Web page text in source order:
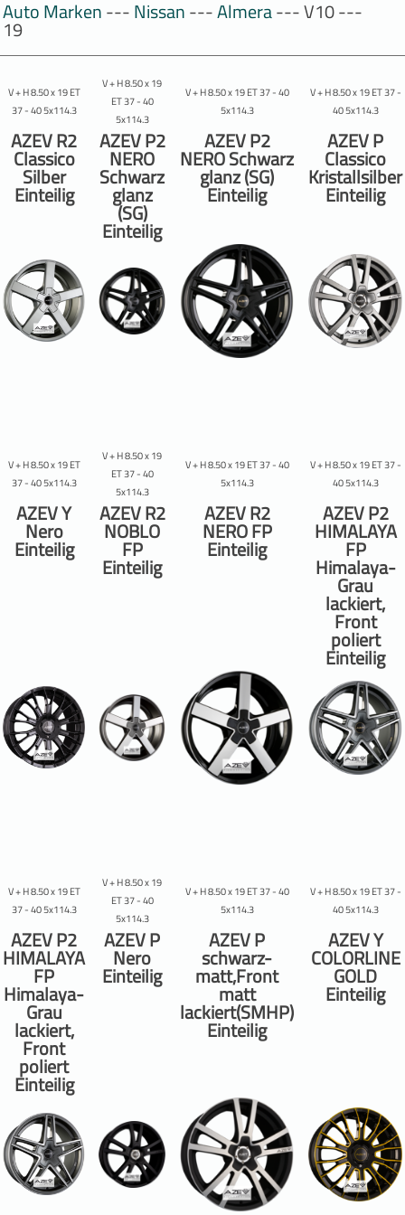
Auto Marken---Nissan---Almera--- V10 ---
19
V + H 8.50 x 19 ET
37 - 40 5x114.3
V + H 8.50 x 19
ET 37 - 40
5x114.3
V + H 8.50 x 19 ET 37 - 40
5x114.3
V + H 8.50 x 19 ET 37 -
40 5x114.3
AZEV R2
Classico
Silber
Einteilig
AZEV P2
NERO
Schwarz
glanz
(SG)
Einteilig
AZEV P2
NERO Schwarz
glanz (SG)
Einteilig
AZEV P
Classico
Kristallsilber
Einteilig
V + H 8.50 x 19 ET
37 - 40 5x114.3
V + H 8.50 x 19
ET 37 - 40
5x114.3
V + H 8.50 x 19 ET 37 - 40
5x114.3
V + H 8.50 x 19 ET 37 -
40 5x114.3
AZEV Y
Nero
Einteilig
AZEV R2
NOBLO
FP
Einteilig
AZEV R2
NERO FP
Einteilig
AZEV P2
HIMALAYA
FP
Himalaya-
Grau
lackiert,
Front
poliert
Einteilig
V + H 8.50 x 19 ET
37 - 40 5x114.3
V + H 8.50 x 19
ET 37 - 40
5x114.3
V + H 8.50 x 19 ET 37 - 40
5x114.3
V + H 8.50 x 19 ET 37 -
40 5x114.3
AZEV P2
HIMALAYA
FP
Himalaya-
Grau
lackiert,
Front
poliert
Einteilig
AZEV P
Nero
Einteilig
AZEV P
schwarz-
matt,Front
matt
lackiert(SMHP)
Einteilig
AZEV Y
COLORLINE
GOLD
Einteilig